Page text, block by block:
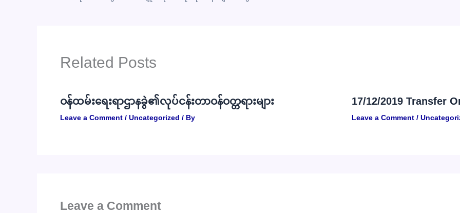
Related Posts
ဝန်ထမ်းရေးရာဌာနခွဲ၏လုပ်ငန်းတာဝန်ဝတ္တရားများ
Leave a Comment / Uncategorized / By
17/12/2019 Transfer
Leave a Comment /
Leave a Comment